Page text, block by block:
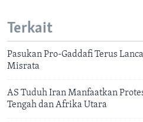
Terkait
Pasukan Pro-Gaddafi Terus
Misrata
AS Tuduh Iran Manfaatkan
Tengah dan Afrika Utara